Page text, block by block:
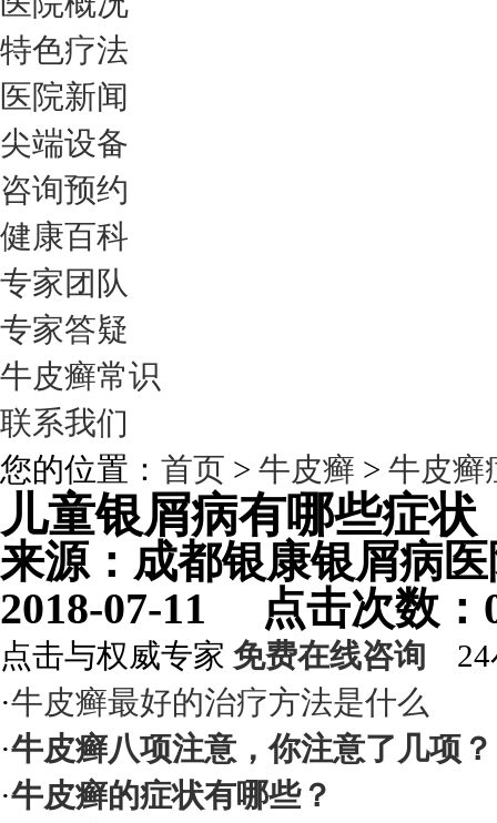
特色疗法
医院新闻
尖端设备
咨询预约
健康百科
专家团队
专家答疑
牛皮癣常识
联系我们
您的位置： 首页 > 牛皮癣 > 牛皮癣
儿童银屑病有哪些症状
来源：成都银康银
2018-07-11 点击次数
点击与权威专家 免费在线咨询 24
·牛皮癣最好的治疗方法是什么
·牛皮癣八项注意，你注意了几项？
·牛皮癣的症状有哪些？